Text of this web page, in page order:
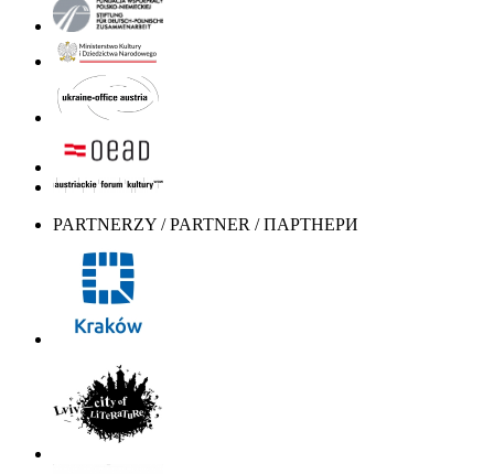
PARTNERZY / PARTNER / ПАРТНЕРИ